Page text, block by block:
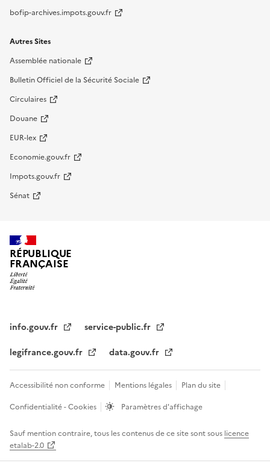
bofip-archives.impots.gouv.fr
Autres Sites
Assemblée nationale
Bulletin Officiel de la Sécurité Sociale
Circulaires
Douane
EUR-lex
Economie.gouv.fr
Impots.gouv.fr
Sénat
RÉPUBLIQUE
FRANÇAISE
info.gouv.fr
service-public.fr
legifrance.gouv.fr
data.gouv.fr
Accessibilité non conforme Mentions légales
Plan du site
Confidentialité - Cookies
Paramètres d'affichage
Sauf mention contraire, tous les contenus de ce site sont sous licence
etalab-2.0